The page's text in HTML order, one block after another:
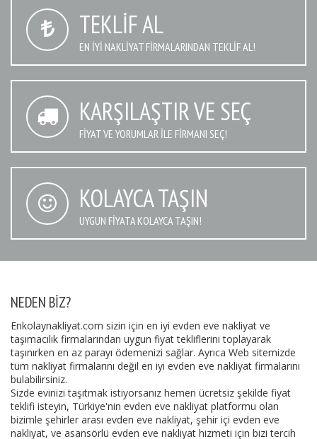
TEKLIF AL
EN IYI NAKLIYAT FIRMALARINDAN TEKLIF AL!
KARŞILAŞTIR VE SEÇ
FIYAT VE YORUMLAR İLE FIRMANI SEÇ!
KOLAYCA TAŞIN
UYGUN FIYATA KOLAYCA TAŞIN!
NEDEN BIZ?
Enkolaynakliyat.com sizin için en iyi evden eve nakliyat ve
taşımacılık firmalarından uygun fiyat tekliflerini toplayarak
taşınırken en az parayı ödemenizi sağlar. Ayrıca Web sitemizde
tüm nakliyat firmalarını değil en iyi evden eve nakliyat firmalarını
bulabilirsiniz.
Sizde evinizi taşıtmak istiyorsanız hemen ücretsiz şekilde fiyat
teklifi isteyin, Türkiye'nin evden eve nakliyat platformu olan
bizimle şehirler arası evden eve nakliyat, şehir içi evden eve
nakliyat, ve asansörlü evden eve nakliyat hizmeti için bizi tercih